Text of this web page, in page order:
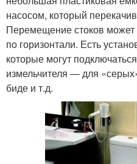
насосом, который
Перемещение стоков может
по горизонтали. Есть
которые могут
измельчителя — для
биде и т.д.